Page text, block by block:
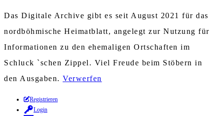
Das Digitale Archive gibt es seit August 2021 für das
nordböhmische Heimatblatt, angelegt zur Nutzung für
Informationen zu den ehemaligen Ortschaften im
Schluck `schen Zippel. Viel Freude beim Stöbern in
den Ausgaben. Verwerfen
Zum
Inhalt
Registrieren
Login